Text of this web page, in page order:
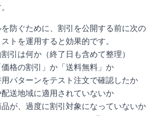
防ぐために、割引を公開する前に次の
トを運用すると効果的です。
引は何か（終了日も含めて整理）
価格の割引」か「送料無料」か
用パターンをテスト注文で確認したか
配送地域に適用されていないか
品が、過度に割引対象になっていないか